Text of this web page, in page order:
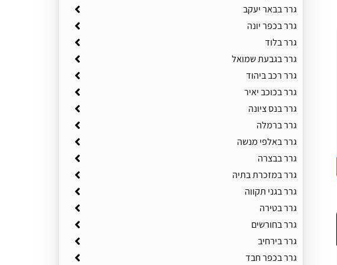
גרר בבאר יעקב
גרר בכפר יונה
גרר בלוד
גרר בגבעת שמואל
גרר רכב ביהוד
גרר בכוכב יאיר
גרר בנס ציונה
גרר ברמלה
גרר באלפי מנשה
גרר בבצרה
גרר במזכרת בתיה
גרר בגני תקווה
גרר בטירה
גרר בחורשים
גרר בירחיב
גרר בכפר חבד